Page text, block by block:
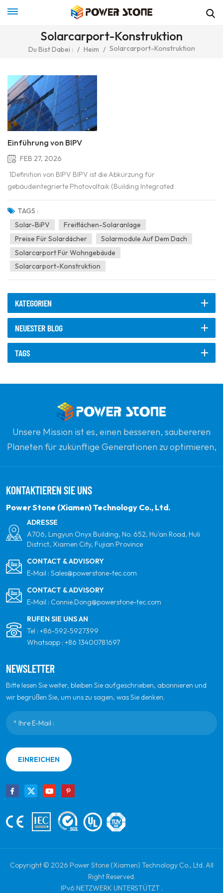
Solarcarport-Konstruktion
Du Bist Dabei : / Heim / Solarcarport-Konstruktion
Einführung von BIPV
FEB 27, 2026
1Definition von BIPV BIPV ist die Abkürzung für
gebäudeintegrierte Photovoltaik (Building Integrated
Photovoltaic, BIPV). Dabei handelt es sich um ein Photovoltaik-
Gebäudeintegrationssystem, bei dem Solar-Photovoltaikanlagen
an der Gebäudehülle oder Außenfläche installiert werden, um
Strom über Dac...
TAGS :
Solar-BiPV
Freiflächen-Solaranlage
Preise Für Solardächer
Solarmodule Auf Dem Dach
Solarcarport Für Wohngebäude
Solarcarport-Konstruktion
KATEGORIEN
NEUESTER BLOG
TAGS
Unsere Mission ist es, einen besseren, saubereren
Planeten für zukünftige Generationen zu optimieren,
Energieprodukten und Ihrem vertrauenswürdigsten
globalen Partner für Qualität, Professionalität und
KONTAKTIEREN SIE UNS
Power Stone (Xiamen) Technology Co., Ltd.
ADRESSE
A706, Lingyun Onyx Building, No. 652, Hu'an Road, Huli
District, Xiamen City, Fujian Province
CONTACT & ADVISORY
E-Mail : Sales@powerstone-tec.com
CONTACT & ADVISORY
E-Mail : Connie.Dong@powerstone-tec.com
RUFEN SIE UNS AN
Tel : +86-592-5927399
Whatsapp : +86 13400781697
NEWSLETTER
Bitte lesen Sie weiter, bleiben Sie aufgeschrieben, abonnieren und
wir begrüßen Sie, um uns zu sagen, was Sie denken.
EINREICHEN
Copyright © 2026 Power Stone (Xiamen) Technology Co., Ltd. All
Right Reserved.
IPv6 NETZWERK UNTERSTÜTZT .